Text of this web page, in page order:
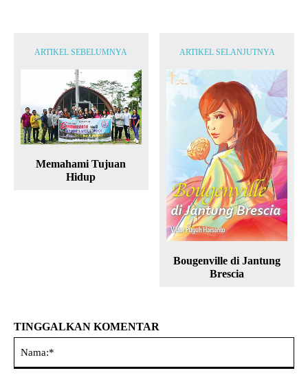
ARTIKEL SEBELUMNYA
Memahami Tujuan
Hidup
ARTIKEL SELANJUTNYA
Bougenville di Jantung
Brescia
TINGGALKAN KOMENTAR